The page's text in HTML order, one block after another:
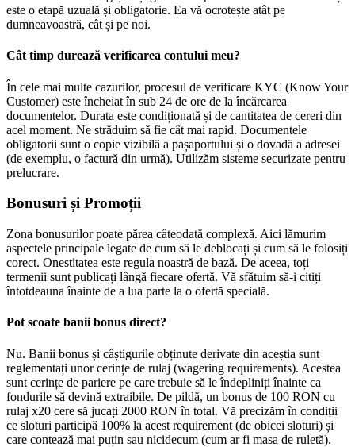
este o etapă uzuală și obligatorie. Ea vă ocrotește atât pe
dumneavoastră, cât și pe noi.
Cât timp durează verificarea contului meu?
În cele mai multe cazurilor, procesul de verificare KYC (Know Your
Customer) este încheiat în sub 24 de ore de la încărcarea
documentelor. Durata este condiționată și de cantitatea de cereri din
acel moment. Ne străduim să fie cât mai rapid. Documentele
obligatorii sunt o copie vizibilă a pașaportului și o dovadă a adresei
(de exemplu, o factură din urmă). Utilizăm sisteme securizate pentru
prelucrare.
Bonusuri și Promoții
Zona bonusurilor poate părea câteodată complexă. Aici lămurim
aspectele principale legate de cum să le deblocați și cum să le folosiți
corect. Onestitatea este regula noastră de bază. De aceea, toți
termenii sunt publicați lângă fiecare ofertă. Vă sfătuim să-i citiți
întotdeauna înainte de a lua parte la o ofertă specială.
Pot scoate banii bonus direct?
Nu. Banii bonus și câștigurile obținute derivate din aceștia sunt
reglementați unor cerințe de rulaj (wagering requirements). Acestea
sunt cerințe de pariere pe care trebuie să le îndepliniți înainte ca
fondurile să devină extraibile. De pildă, un bonus de 100 RON cu
rulaj x20 cere să jucați 2000 RON în total. Vă precizăm în condiții
ce sloturi participă 100% la acest requirement (de obicei sloturi) și
care contează mai puțin sau nicidecum (cum ar fi masa de ruletă).